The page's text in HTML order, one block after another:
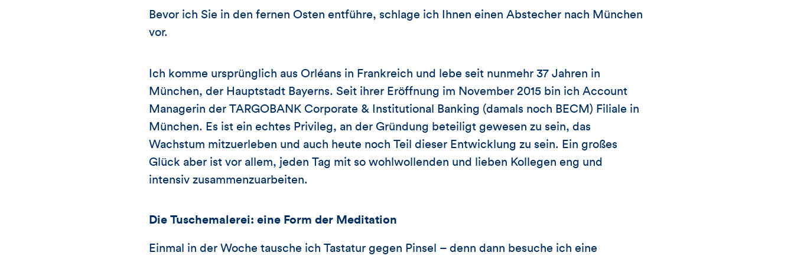
Bevor ich Sie in den fernen Osten entführe, schlage ich Ihnen einen Abstecher nach München
vor.
Ich komme ursprünglich aus Orléans in Frankreich und lebe seit nunmehr 37 Jahren in
München, der Hauptstadt Bayerns. Seit ihrer Eröffnung im November 2015 bin ich Account
Managerin der TARGOBANK Corporate & Institutional Banking (damals noch BECM) Filiale in
München. Es ist ein echtes Privileg, an der Gründung beteiligt gewesen zu sein, das
Wachstum mitzuerleben und auch heute noch Teil dieser Entwicklung zu sein. Ein großes
Glück aber ist vor allem, jeden Tag mit so wohlwollenden und lieben Kollegen eng und
intensiv zusammenzuarbeiten.
Die Tuschemalerei: eine Form der Meditation
Einmal in der Woche tausche ich Tastatur gegen Pinsel – denn dann besuche ich eine